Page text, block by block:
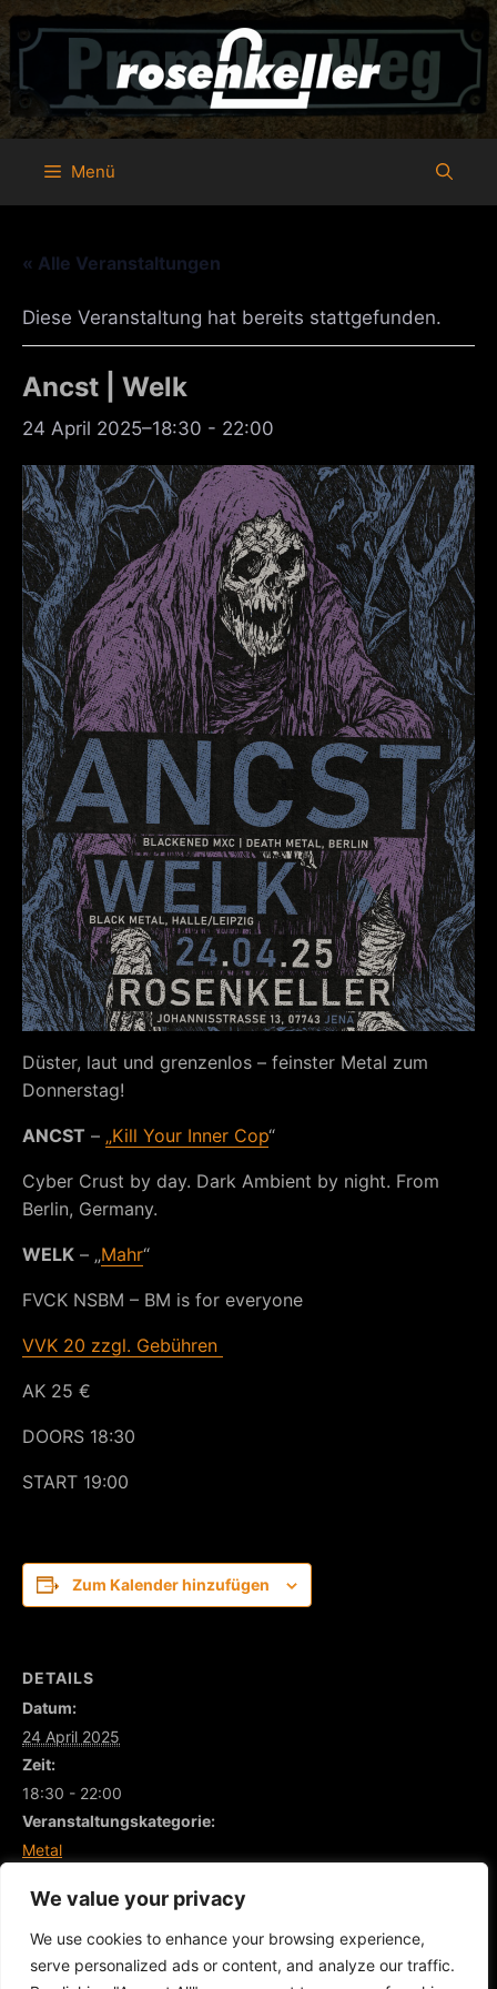
We value your privacy
We use cookies to enhance your browsing experience,
serve personalized ads or content, and analyze our traffic.
Zum
Inhalt
springen
Menü
« Alle Veranstaltungen
Diese Veranstaltung hat bereits stattgefunden.
Ancst | Welk
24 April 2025–18:30 - 22:00
Düster, laut und grenzenlos – feinster Metal zum
Donnerstag!
ANCST – „Kill Your Inner Cop“
Cyber Crust by day. Dark Ambient by night. From
Berlin, Germany.
WELK – „Mahr“
FVCK NSBM – BM is for everyone
VVK 20 zzgl. Gebühren
AK 25 €
DOORS 18:30
START 19:00
Zum Kalender hinzufügen
DETAILS
Datum:
24 April 2025
Zeit:
18:30 - 22:00
Veranstaltungskategorie:
Metal
Biolumineszenz
Party
NON SERVIUM – ‚Tour Criatura 2025‘ | SUPPORT: THE
SPARTANICS & Trash Pandas